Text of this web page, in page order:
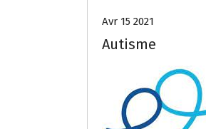
Avr 15 2021
Autisme